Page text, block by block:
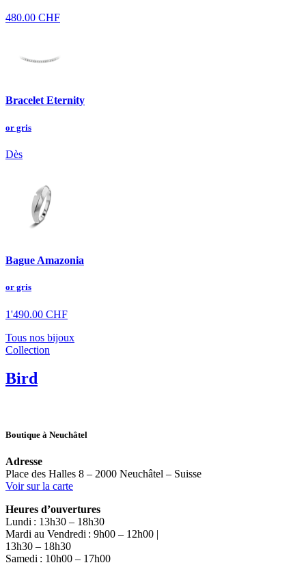
480.00 CHF
Bracelet Eternity
or gris
Dès
Bague Amazonia
or gris
1'490.00 CHF
Tous nos bijoux
Collection
Bird
Boutique à Neuchâtel
Adresse
Place des Halles 8 – 2000 Neuchâtel – Suisse
Voir sur la carte
Heures d’ouvertures
Lundi : 13h30 – 18h30
Mardi au Vendredi : 9h00 – 12h00 |
13h30 – 18h30
Samedi : 10h00 – 17h00